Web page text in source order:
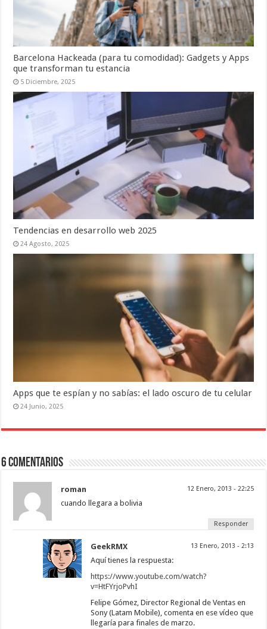
Barcelona Hackeada (para tu comodidad): Gadgets y Apps
que transforman tu estancia
5 Diciembre, 2025
Tendencias en desarrollo web 2025
24 Agosto, 2025
Apps que te espían y no sabías: el lado oscuro de tu celular
24 Junio, 2025
6 Comentarios
roman 12 Enero, 2013 - 22:25
cuando llegara a bolivia
Responder
GeekRMX 13 Enero, 2013 - 2:13
Aquí tienes la respuesta:
https://www.youtube.com/watch?
v=HtFYrjoPvhI
Felipe Gómez, Director Regional de Ventas en
Sony (Latam Mobile), comenta en ese vídeo que
llegaría para finales de marzo.